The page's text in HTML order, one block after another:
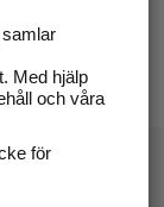
Med hjälp
och våra
för